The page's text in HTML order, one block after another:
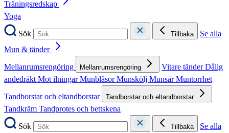
Träningsredskap
Yoga
Sök
Tillbaka
Se alla
Mun & tänder
Mellanrumsrengöring
Mellanrumsrengöring Vitare tänderDålig
andedräktMot ilningarMunblåsorMunskölj MunsårMuntorrhet
Tandborstar och eltandborstar
Tandborstar och eltandborstar
Tandkräm Tandprotes och bettskena
Sök
Tillbaka
Se alla